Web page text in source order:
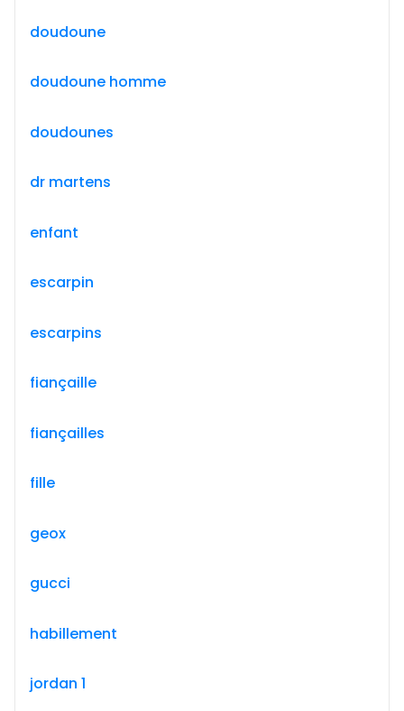
doudoune
doudoune homme
doudounes
dr martens
enfant
escarpin
escarpins
fiançaille
fiançailles
fille
geox
gucci
habillement
jordan 1